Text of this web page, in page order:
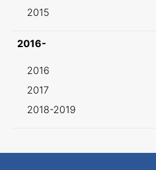
2015
2016-
2016
2017
2018-2019